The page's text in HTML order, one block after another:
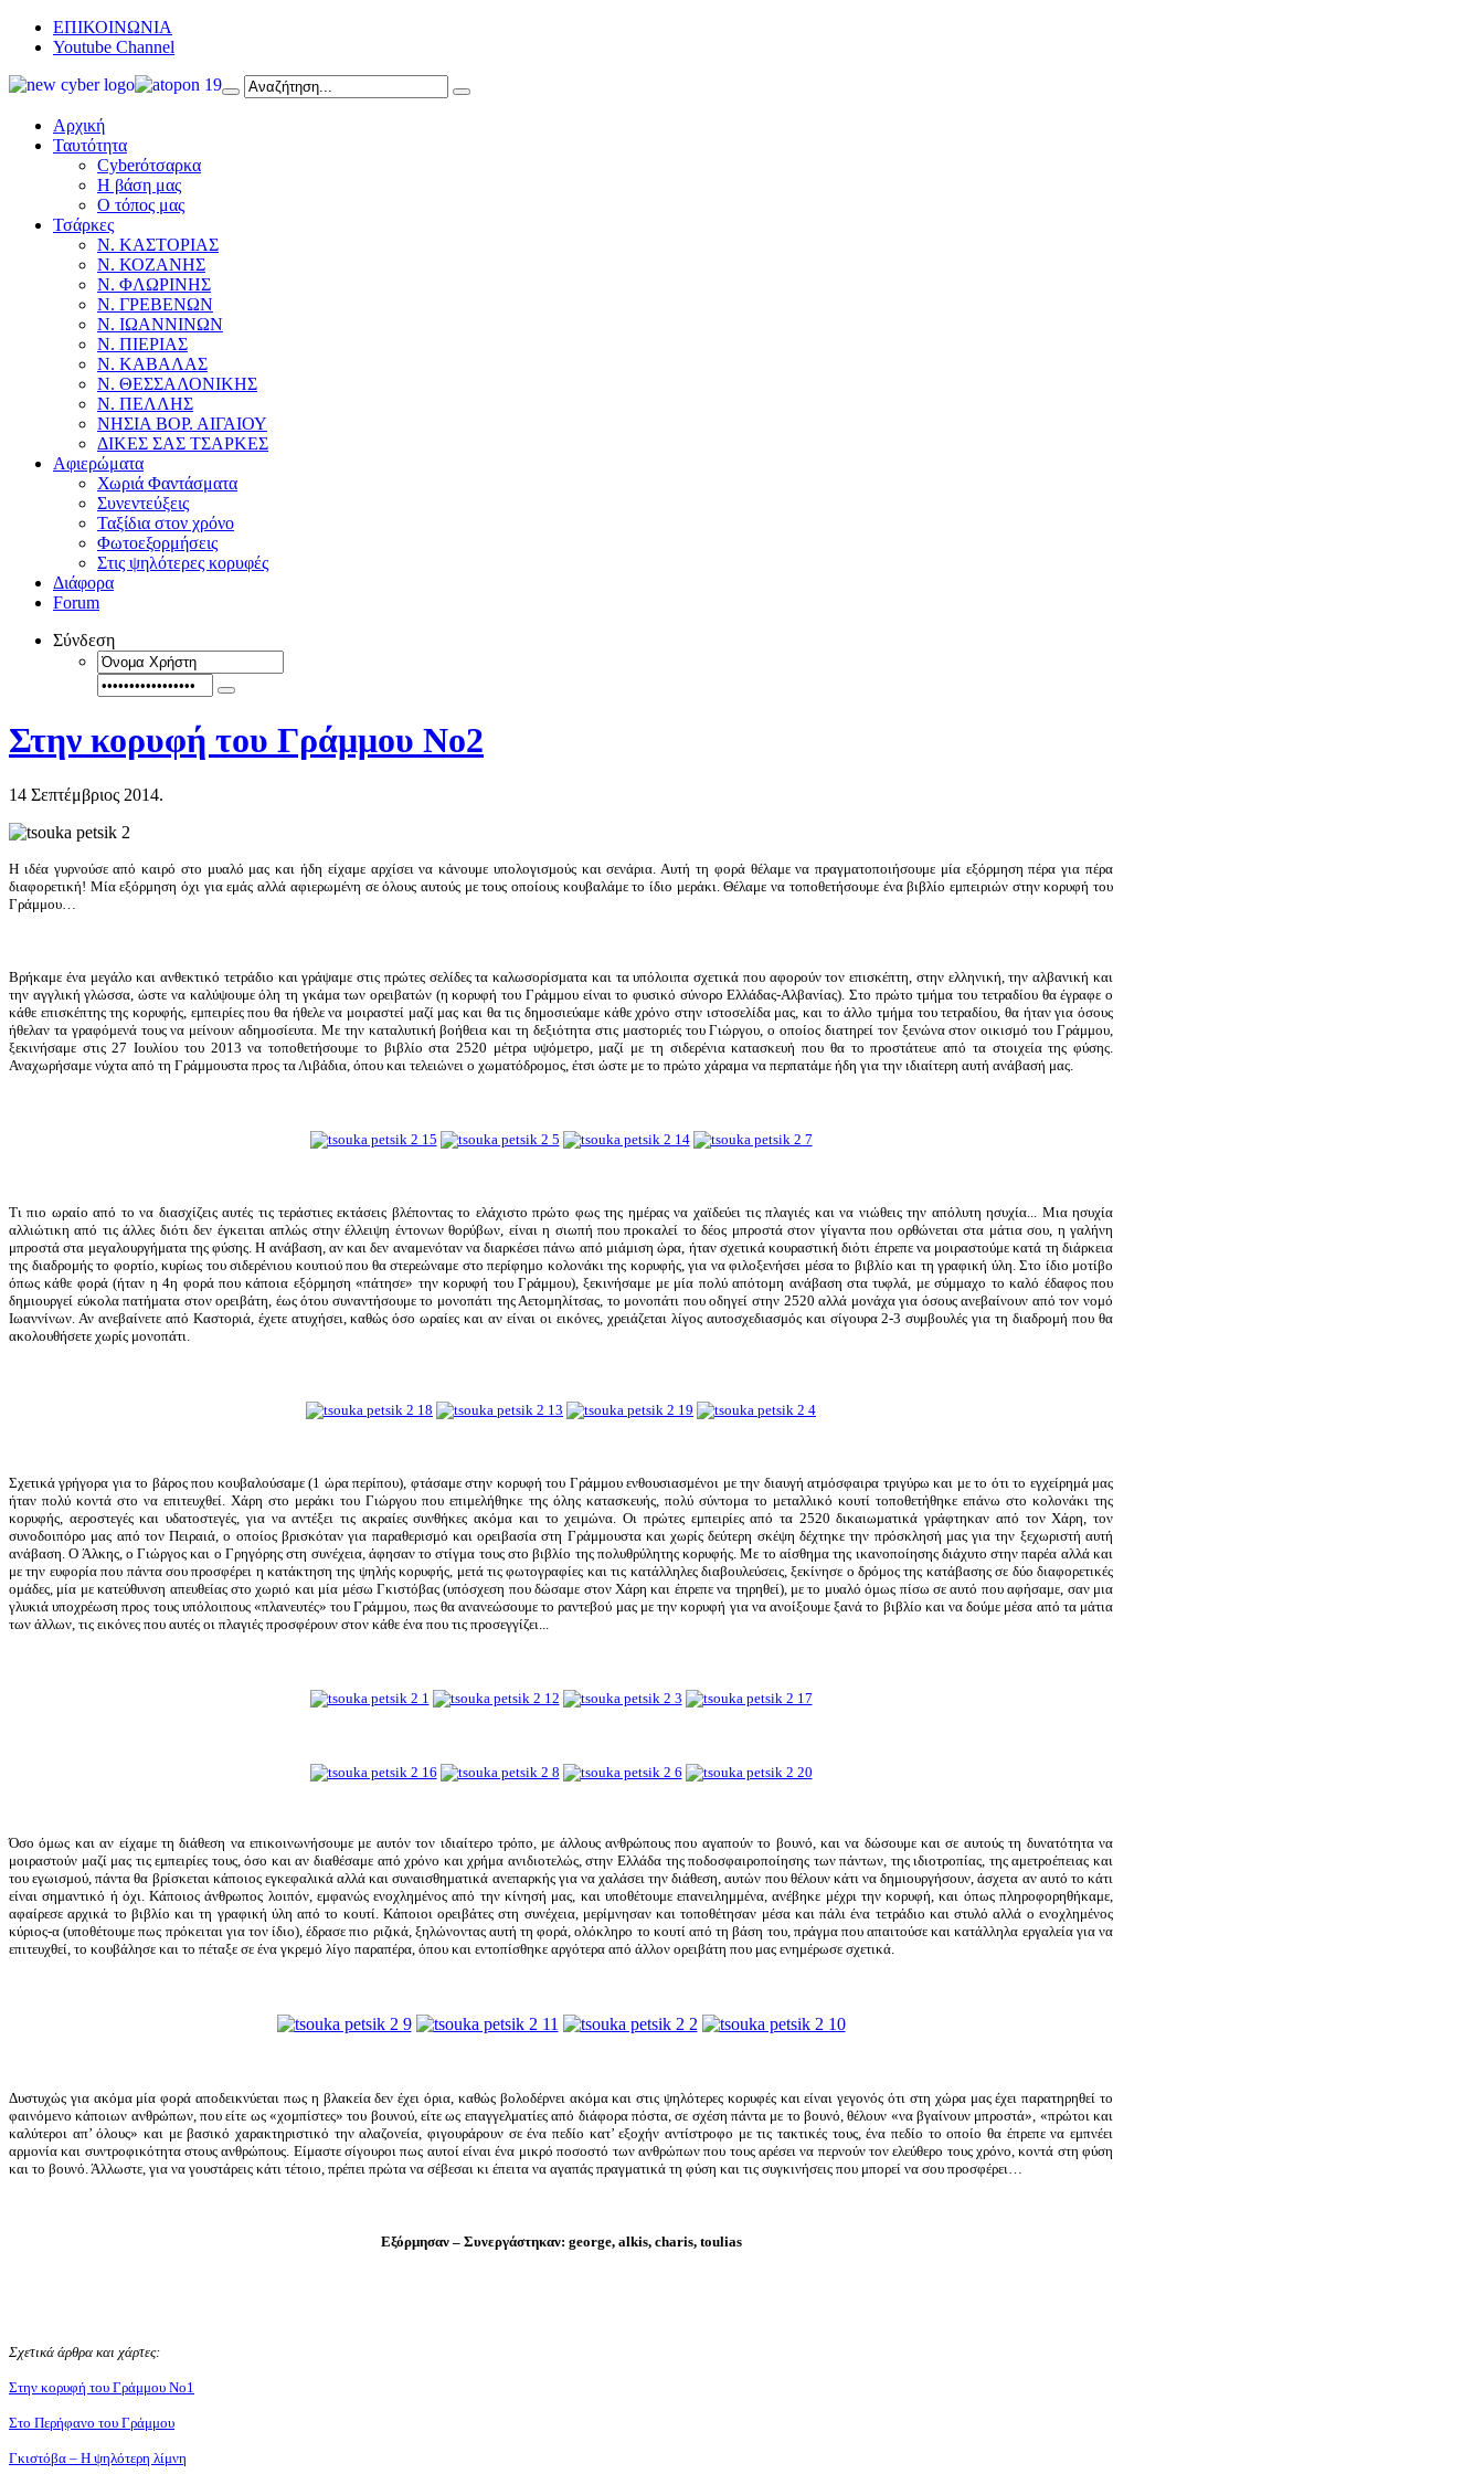
ΕΠΙΚΟΙΝΩΝΙΑ
Youtube Channel
Αρχική
Ταυτότητα
Cyberότσαρκα
Η βάση μας
Ο τόπος μας
Τσάρκες
Ν. ΚΑΣΤΟΡΙΑΣ
Ν. ΚΟΖΑΝΗΣ
Ν. ΦΛΩΡΙΝΗΣ
Ν. ΓΡΕΒΕΝΩΝ
Ν. ΙΩΑΝΝΙΝΩΝ
Ν. ΠΙΕΡΙΑΣ
Ν. ΚΑΒΑΛΑΣ
Ν. ΘΕΣΣΑΛΟΝΙΚΗΣ
Ν. ΠΕΛΛΗΣ
ΝΗΣΙΑ ΒΟΡ. ΑΙΓΑΙΟΥ
ΔΙΚΕΣ ΣΑΣ ΤΣΑΡΚΕΣ
Αφιερώματα
Χωριά Φαντάσματα
Συνεντεύξεις
Ταξίδια στον χρόνο
Φωτοεξορμήσεις
Στις ψηλότερες κορυφές
Διάφορα
Forum
Σύνδεση
Στην κορυφή του Γράμμου Νο2
14 Σεπτέμβριος 2014.
Η ιδέα γυρνούσε από καιρό στο μυαλό μας και ήδη είχαμε αρχίσει να κάνουμε υπολογισμούς και σενάρια. Αυτή τη φορά θέλαμε να πραγματοποιήσουμε μία εξόρμηση πέρα για πέρα
διαφορετική! Μία εξόρμηση όχι για εμάς αλλά αφιερωμένη σε όλους αυτούς με τους οποίους κουβαλάμε το ίδιο μεράκι. Θέλαμε να τοποθετήσουμε ένα βιβλίο εμπειριών στην κορυφή του
Γράμμου…
Bρήκαμε ένα μεγάλο και ανθεκτικό τετράδιο και γράψαμε στις πρώτες σελίδες τα καλωσορίσματα και τα υπόλοιπα σχετικά που αφορούν τον επισκέπτη, στην ελληνική, την αλβανική και
την αγγλική γλώσσα, ώστε να καλύψουμε όλη τη γκάμα των ορειβατών (η κορυφή του Γράμμου είναι το φυσικό σύνορο Ελλάδας-Αλβανίας). Στο πρώτο τμήμα του τετραδίου θα έγραφε ο
κάθε επισκέπτης της κορυφής, εμπειρίες που θα ήθελε να μοιραστεί μαζί μας και θα τις δημοσιεύαμε κάθε χρόνο στην ιστοσελίδα μας, και το άλλο τμήμα του τετραδίου, θα ήταν για όσους
ήθελαν τα γραφόμενά τους να μείνουν αδημοσίευτα. Με την καταλυτική βοήθεια και τη δεξιότητα στις μαστοριές του Γιώργου, ο οποίος διατηρεί τον ξενώνα στον οικισμό του Γράμμου,
ξεκινήσαμε στις 27 Ιουλίου του 2013 να τοποθετήσουμε το βιβλίο στα 2520 μέτρα υψόμετρο, μαζί με τη σιδερένια κατασκευή που θα το προστάτευε από τα στοιχεία της φύσης.
Αναχωρήσαμε νύχτα από τη Γράμμουστα προς τα Λιβάδια, όπου και τελειώνει ο χωματόδρομος, έτσι ώστε με το πρώτο χάραμα να περπατάμε ήδη για την ιδιαίτερη αυτή ανάβασή μας.
Τι πιο ωραίο από το να διασχίζεις αυτές τις τεράστιες εκτάσεις βλέποντας το ελάχιστο πρώτο φως της ημέρας να χαϊδεύει τις πλαγιές και να νιώθεις την απόλυτη ησυχία... Μια ησυχία
αλλιώτικη από τις άλλες διότι δεν έγκειται απλώς στην έλλειψη έντονων θορύβων, είναι η σιωπή που προκαλεί το δέος μπροστά στον γίγαντα που ορθώνεται στα μάτια σου, η γαλήνη
μπροστά στα μεγαλουργήματα της φύσης. Η ανάβαση, αν και δεν αναμενόταν να διαρκέσει πάνω από μιάμιση ώρα, ήταν σχετικά κουραστική διότι έπρεπε να μοιραστούμε κατά τη διάρκεια
της διαδρομής το φορτίο, κυρίως του σιδερένιου κουτιού που θα στερεώναμε στο περίφημο κολονάκι της κορυφής, για να φιλοξενήσει μέσα το βιβλίο και τη γραφική ύλη. Στο ίδιο μοτίβο
όπως κάθε φορά (ήταν η 4η φορά που κάποια εξόρμηση «πάτησε» την κορυφή του Γράμμου), ξεκινήσαμε με μία πολύ απότομη ανάβαση στα τυφλά, με σύμμαχο το καλό έδαφος που
δημιουργεί εύκολα πατήματα στον ορειβάτη, έως ότου συναντήσουμε το μονοπάτι της Αετομηλίτσας, το μονοπάτι που οδηγεί στην 2520 αλλά μονάχα για όσους ανεβαίνουν από τον νομό
Ιωαννίνων. Αν ανεβαίνετε από Καστοριά, έχετε ατυχήσει, καθώς όσο ωραίες και αν είναι οι εικόνες, χρειάζεται λίγος αυτοσχεδιασμός και σίγουρα 2-3 συμβουλές για τη διαδρομή που θα
ακολουθήσετε χωρίς μονοπάτι.
Σχετικά γρήγορα για το βάρος που κουβαλούσαμε (1 ώρα περίπου), φτάσαμε στην κορυφή του Γράμμου ενθουσιασμένοι με την διαυγή ατμόσφαιρα τριγύρω και με το ότι το εγχείρημά μας
ήταν πολύ κοντά στο να επιτευχθεί. Χάρη στο μεράκι του Γιώργου που επιμελήθηκε της όλης κατασκευής, πολύ σύντομα το μεταλλικό κουτί τοποθετήθηκε επάνω στο κολονάκι της
κορυφής, αεροστεγές και υδατοστεγές, για να αντέξει τις ακραίες συνθήκες ακόμα και το χειμώνα. Οι πρώτες εμπειρίες από τα 2520 δικαιωματικά γράφτηκαν από τον Χάρη, τον
συνοδοιπόρο μας από τον Πειραιά, ο οποίος βρισκόταν για παραθερισμό και ορειβασία στη Γράμμουστα και χωρίς δεύτερη σκέψη δέχτηκε την πρόσκλησή μας για την ξεχωριστή αυτή
ανάβαση. Ο Άλκης, ο Γιώργος και ο Γρηγόρης στη συνέχεια, άφησαν το στίγμα τους στο βιβλίο της πολυθρύλητης κορυφής. Με το αίσθημα της ικανοποίησης διάχυτο στην παρέα αλλά και
με την ευφορία που πάντα σου προσφέρει η κατάκτηση της ψηλής κορυφής, μετά τις φωτογραφίες και τις κατάλληλες διαβουλεύσεις, ξεκίνησε ο δρόμος της κατάβασης σε δύο διαφορετικές
ομάδες, μία με κατεύθυνση απευθείας στο χωριό και μία μέσω Γκιστόβας (υπόσχεση που δώσαμε στον Χάρη και έπρεπε να τηρηθεί), με το μυαλό όμως πίσω σε αυτό που αφήσαμε, σαν μια
γλυκιά υποχρέωση προς τους υπόλοιπους «πλανευτές» του Γράμμου, πως θα ανανεώσουμε το ραντεβού μας με την κορυφή για να ανοίξουμε ξανά το βιβλίο και να δούμε μέσα από τα μάτια
των άλλων, τις εικόνες που αυτές οι πλαγιές προσφέρουν στον κάθε ένα που τις προσεγγίζει...
Όσο όμως και αν είχαμε τη διάθεση να επικοινωνήσουμε με αυτόν τον ιδιαίτερο τρόπο, με άλλους ανθρώπους που αγαπούν το βουνό, και να δώσουμε και σε αυτούς τη δυνατότητα να
μοιραστούν μαζί μας τις εμπειρίες τους, όσο και αν διαθέσαμε από χρόνο και χρήμα ανιδιοτελώς, στην Ελλάδα της ποδοσφαιροποίησης των πάντων, της ιδιοτροπίας, της αμετροέπειας και
του εγωισμού, πάντα θα βρίσκεται κάποιος εγκεφαλικά αλλά και συναισθηματικά ανεπαρκής για να χαλάσει την διάθεση, αυτών που θέλουν κάτι να δημιουργήσουν, άσχετα αν αυτό το κάτι
είναι σημαντικό ή όχι. Κάποιος άνθρωπος λοιπόν, εμφανώς ενοχλημένος από την κίνησή μας, και υποθέτουμε επανειλημμένα, ανέβηκε μέχρι την κορυφή, και όπως πληροφορηθήκαμε,
αφαίρεσε αρχικά το βιβλίο και τη γραφική ύλη από το κουτί. Κάποιοι ορειβάτες στη συνέχεια, μερίμνησαν και τοποθέτησαν μέσα και πάλι ένα τετράδιο και στυλό αλλά ο ενοχλημένος
κύριος-α (υποθέτουμε πως πρόκειται για τον ίδιο), έδρασε πιο ριζικά, ξηλώνοντας αυτή τη φορά, ολόκληρο το κουτί από τη βάση του, πράγμα που απαιτούσε και κατάλληλα εργαλεία για να
επιτευχθεί, το κουβάλησε και το πέταξε σε ένα γκρεμό λίγο παραπέρα, όπου και εντοπίσθηκε αργότερα από άλλον ορειβάτη που μας ενημέρωσε σχετικά.
Δυστυχώς για ακόμα μία φορά αποδεικνύεται πως η βλακεία δεν έχει όρια, καθώς βολοδέρνει ακόμα και στις ψηλότερες κορυφές και είναι γεγονός ότι στη χώρα μας έχει παρατηρηθεί το
φαινόμενο κάποιων ανθρώπων, που είτε ως «χομπίστες» του βουνού, είτε ως επαγγελματίες από διάφορα πόστα, σε σχέση πάντα με το βουνό, θέλουν «να βγαίνουν μπροστά», «πρώτοι και
καλύτεροι απ’ όλους» και με βασικό χαρακτηριστικό την αλαζονεία, φιγουράρουν σε ένα πεδίο κατ’ εξοχήν αντίστροφο με τις τακτικές τους, ένα πεδίο το οποίο θα έπρεπε να εμπνέει
αρμονία και συντροφικότητα στους ανθρώπους. Είμαστε σίγουροι πως αυτοί είναι ένα μικρό ποσοστό των ανθρώπων που τους αρέσει να περνούν τον ελεύθερο τους χρόνο, κοντά στη φύση
και το βουνό. Άλλωστε, για να γουστάρεις κάτι τέτοιο, πρέπει πρώτα να σέβεσαι κι έπειτα να αγαπάς πραγματικά τη φύση και τις συγκινήσεις που μπορεί να σου προσφέρει…
Εξόρμησαν– Συνεργάστηκαν: george, alkis, charis, toulias
Σχετικά άρθρα και χάρτες:
Στην κορυφή του Γράμμου Νο1
Στο Περήφανο του Γράμμου
Γκιστόβα – Η ψηλότερη λίμνη